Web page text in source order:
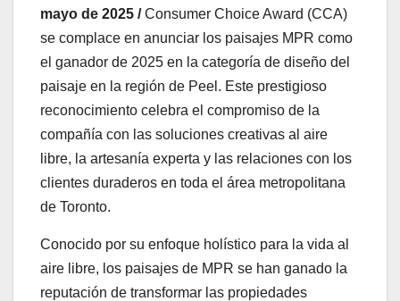
mayo de 2025 /Consumer Choice Award (CCA)
se complace en anunciar los paisajes MPR como
el ganador de 2025 en la categoría de diseño del
paisaje en la región de Peel. Este prestigioso
reconocimiento celebra el compromiso de la
compañía con las soluciones creativas al aire
libre, la artesanía experta y las relaciones con los
clientes duraderos en toda el área metropolitana
de Toronto.
Conocido por su enfoque holístico para la vida al
aire libre, los paisajes de MPR se han ganado la
reputación de transformar las propiedades